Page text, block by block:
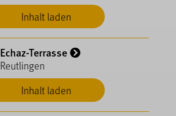
Inhalt laden
Inhalt laden
Echaz-Terrasse
Reutlingen